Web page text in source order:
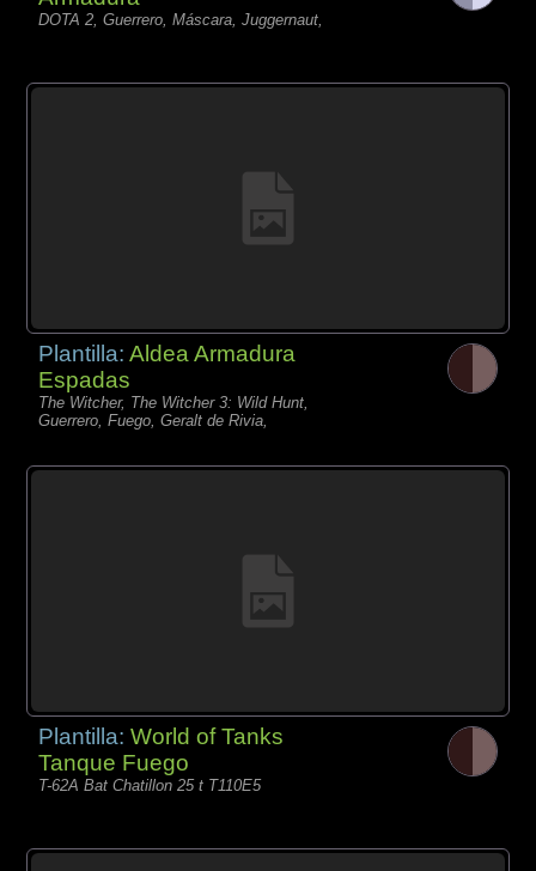
DOTA 2, Guerrero, Máscara, Juggernaut,
Plantilla:Aldea Armadura
Espadas
The Witcher, The Witcher 3: Wild Hunt,
Guerrero, Fuego, Geralt de Rivia,
Plantilla:World of Tanks
Tanque Fuego
T-62A Bat Chatillon 25 t T110E5